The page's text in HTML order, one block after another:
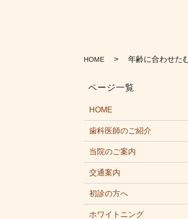
HOME 年齢に合わせた
HOME
歯科医師のご紹介
当院のご案内
交通案内
初診の方へ
ホワイトニング